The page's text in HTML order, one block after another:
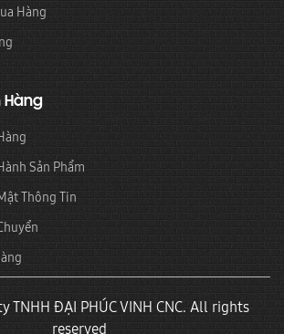
Hàng
Hàng
Sản Phẩm
Thông Tin
TNHH ĐẠI PHÚC VINH CNC. All rights
reserved